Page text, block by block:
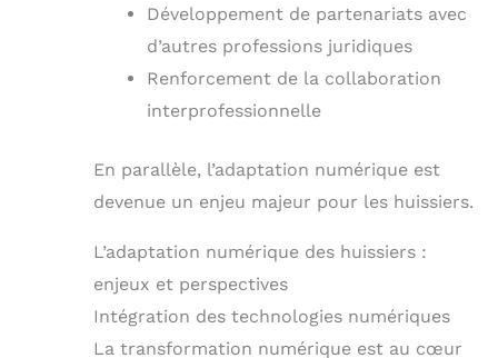
Développement de partenariats avec
d’autres professions juridiques
Renforcement de la collaboration
interprofessionnelle
En parallèle, l’adaptation numérique est
devenue un enjeu majeur pour les huissiers.
L’adaptation numérique des huissiers :
enjeux et perspectives
Intégration des technologies numériques
La transformation numérique est au cœur